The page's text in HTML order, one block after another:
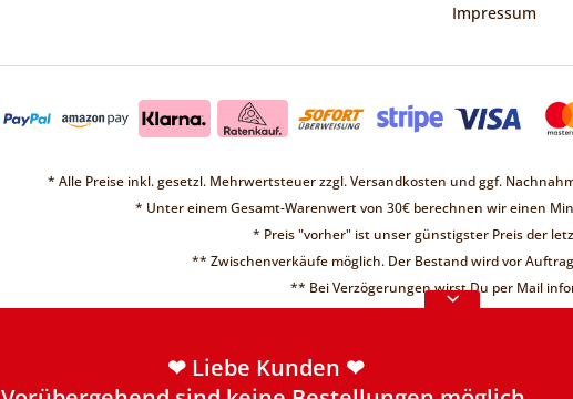
❤ Liebe Kunden ❤
Vorübergehend sind keine Bestellungen möglich.
❤ Liebe Kunden ❤
Impressum
* Alle Preise inkl. gesetzl. Mehrwertsteuer zzgl.Versandkosten und ggf.
* Unter einem Gesamt-Warenwert von 30€ berechnen wir einen
* Preis "vorher" ist unser günstigster Preis der
** Zwischenverkäufe möglich. Der Bestand wird vor
** Bei Verzögerungen wirst Du per Mail